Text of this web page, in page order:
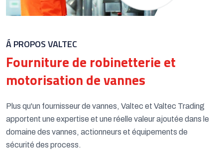
Á PROPOS VALTEC
Fourniture de robinetterie et
motorisation de vannes
Plus qu'un fournisseur de vannes, Valtec et Valtec Trading
apportent une expertise et une réelle valeur ajoutée dans le
domaine des vannes, actionneurs et équipements de
sécurité des process.